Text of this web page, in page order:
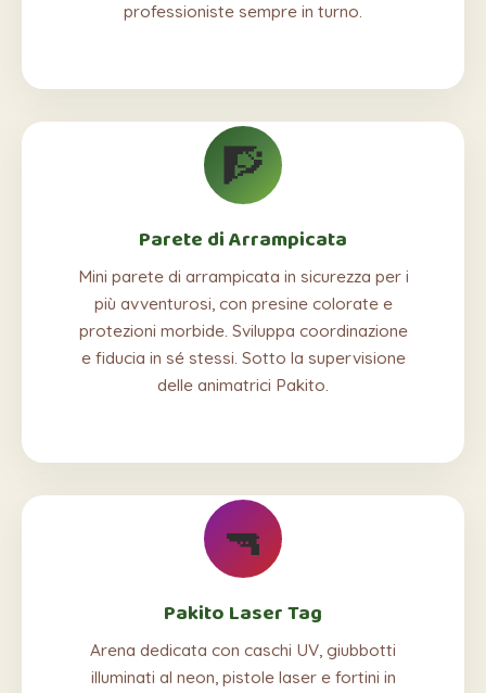
professioniste sempre in turno.
🧗
Parete di Arrampicata
Mini parete di arrampicata in sicurezza per i
più avventurosi, con presine colorate e
protezioni morbide. Sviluppa coordinazione
e fiducia in sé stessi. Sotto la supervisione
delle animatrici Pakito.
🔫
Pakito Laser Tag
Arena dedicata con caschi UV, giubbotti
illuminati al neon, pistole laser e fortini in